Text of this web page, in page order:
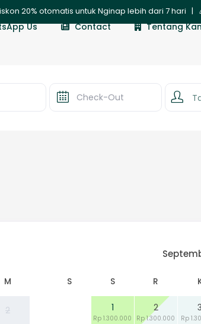
20% otomatis untuk Nginap lebih dari 7 hari |
Us Contact Tentang
M
2
S S R
1
Rp 1.300.000
2
Rp 1.300.000
3
Rp